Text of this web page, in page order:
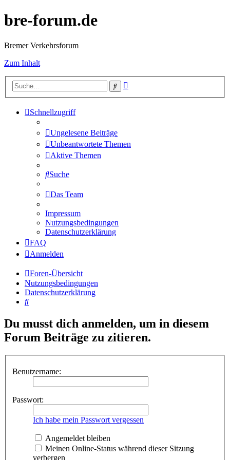
bre-forum.de
Bremer Verkehrsforum
Zum Inhalt
Suche
Schnellzugriff
Ungelesene Beiträge
Unbeantwortete Themen
Aktive Themen
Suche
Das Team
Impressum
Nutzungsbedingungen
Datenschutzerklärung
FAQ
Anmelden
Foren-Übersicht
Nutzungsbedingungen
Datenschutzerklärung
Suche
Du musst dich anmelden, um in diesem
Forum Beiträge zu zitieren.
Benutzername:
Passwort:
Ich habe mein Passwort vergessen
Angemeldet bleiben
Meinen Online-Status während dieser Sitzung
verbergen